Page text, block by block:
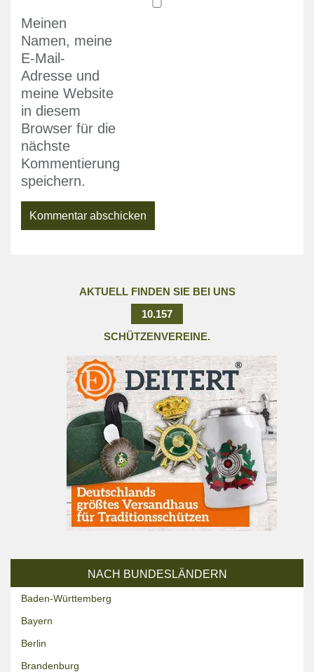
Meinen
Namen, meine
E-Mail-
Adresse und
meine Website
in diesem
Browser für die
nächste
Kommentierung
speichern.
AKTUELL FINDEN SIE BEI UNS
10.157
SCHÜTZENVEREINE.
NACH BUNDESLÄNDERN
Baden-Württemberg
Bayern
Berlin
Brandenburg